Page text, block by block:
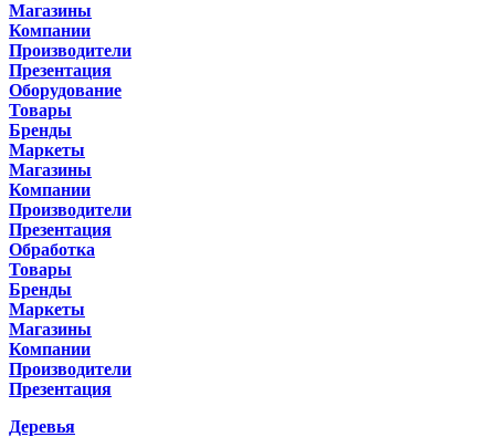
Магазины
Компании
Производители
Презентация
Оборудование
Товары
Бренды
Маркеты
Магазины
Компании
Производители
Презентация
Обработка
Товары
Бренды
Маркеты
Магазины
Компании
Производители
Презентация
Деревья